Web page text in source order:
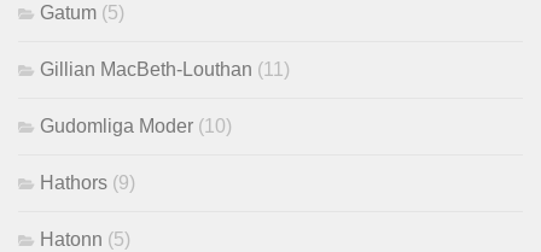
Gatum (5)
Gillian MacBeth-Louthan (11)
Gudomliga Moder (10)
Hathors (9)
Hatonn (5)